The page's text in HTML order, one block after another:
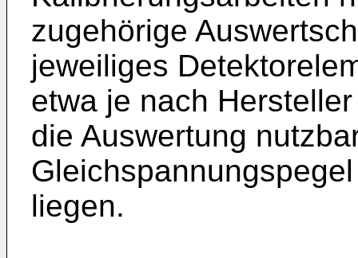
zugehörige
jeweiliges
etwa je nach
die Auswertung
liegen.